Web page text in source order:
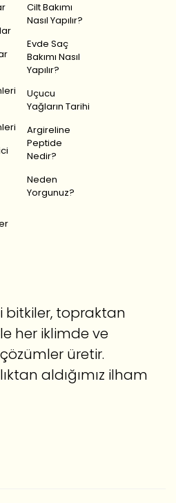
Cilt Bakımı
Nasıl Yapılır?
Evde Saç
Bakımı Nasıl
Yapılır?
Uçucu
Yağların Tarihi
Argireline
Peptide
Nedir?
Neden
Yorgunuz?
bitkiler, topraktan
her iklimde ve
üretir.
aldığımız ilham